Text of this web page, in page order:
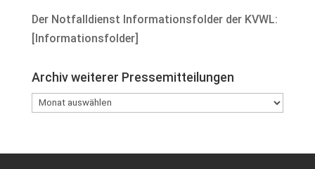
Der Notfalldienst Informationsfolder der KVWL:
[Informationsfolder]
Archiv weiterer Pressemitteilungen
Archiv